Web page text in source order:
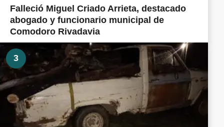
Falleció Miguel Criado Arrieta, destacado
abogado y funcionario municipal de
Comodoro Rivadavia
3